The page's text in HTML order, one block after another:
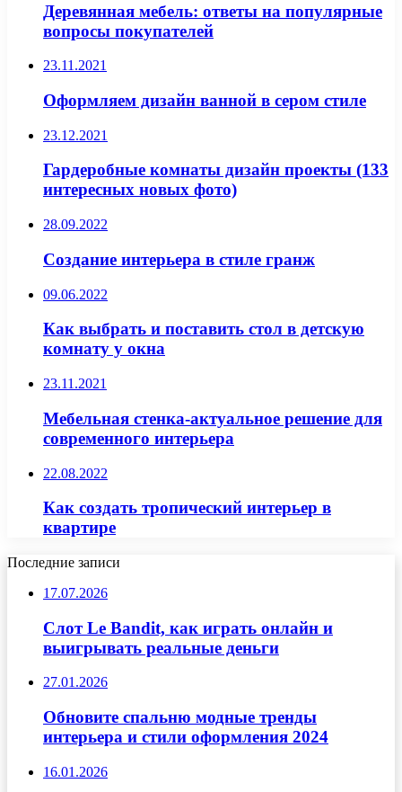
Деревянная мебель: ответы на популярные
вопросы покупателей
23.11.2021
Оформляем дизайн ванной в сером стиле
23.12.2021
Гардеробные комнаты дизайн проекты (133
интересных новых фото)
28.09.2022
Создание интерьера в стиле гранж
09.06.2022
Как выбрать и поставить стол в детскую
комнату у окна
23.11.2021
Мебельная стенка-актуальное решение для
современного интерьера
22.08.2022
Как создать тропический интерьер в
квартире
Последние записи
17.07.2026
Слот Le Bandit, как играть онлайн и
выигрывать реальные деньги
27.01.2026
Обновите спальню модные тренды
интерьера и стили оформления 2024
16.01.2026